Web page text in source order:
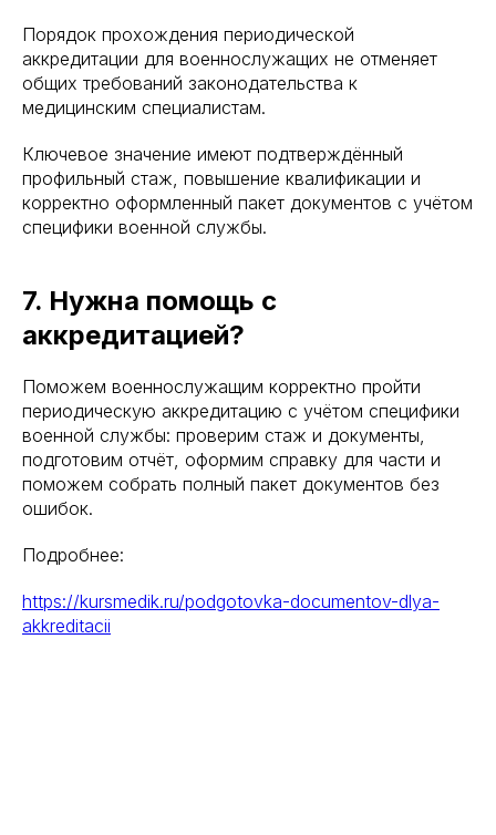
Порядок прохождения периодической
аккредитации для военнослужащих не отменяет
общих требований законодательства к
медицинским специалистам.
Ключевое значение имеют подтверждённый
профильный стаж, повышение квалификации и
корректно оформленный пакет документов с учётом
специфики военной службы.
7. Нужна помощь с
аккредитацией?
Поможем военнослужащим корректно пройти
периодическую аккредитацию с учётом специфики
военной службы: проверим стаж и документы,
подготовим отчёт, оформим справку для части и
поможем собрать полный пакет документов без
ошибок.
Подробнее:
https://kursmedik.ru/podgotovka-documentov-dlya-
akkreditacii
8 800 444 10 82